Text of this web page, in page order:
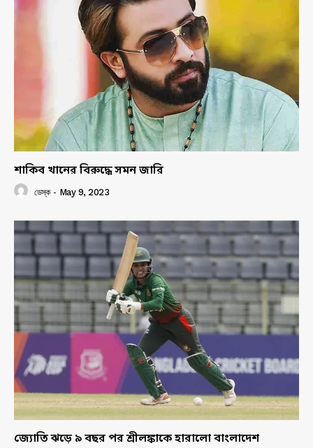
শাকিব খানের বিরুদ্ধে সমন জারি
ডেস্ক - May 9, 2023
জ্যোতি ঝড়ে ৯ বছর পর শ্রীলঙ্কাকে হারালো বাংলাদেশ